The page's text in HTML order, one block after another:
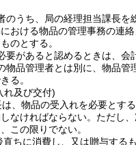
のうち、局の経理担当課長を
おける物品の管理事務の連
のとする。
要があると認めるときは、会
物品管理者とは別に、物品管
る。
れ及び交付)
は、物品の受入れを必要とす
なければならない。 ただし
この限りでない。
直ちに消費し、又は贈与する